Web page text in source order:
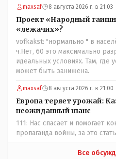
maxsaf 8 августа 2026 г. в 21:03
Проект «Народный
«лежачих»?
vofkakst: "нормально " в
ч.Нет, 60 это максимально
идеальных условиях. Там, где
может быть занижена.
maxsaf 8 августа 2026 г. в 21:00
Европа теряет урожай:
неожиданный шанс
111: Нас спасает и помогает
пропаганда войны, за это
Все